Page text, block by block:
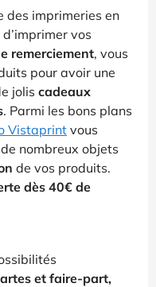
des imprimeries en
vos
remerciement, vous
pour avoir une
jolis cadeaux
. Parmi les bons plans
Vistaprintvous
nombreux objets
de vos produits.
dès 40€ de
et faire-part,